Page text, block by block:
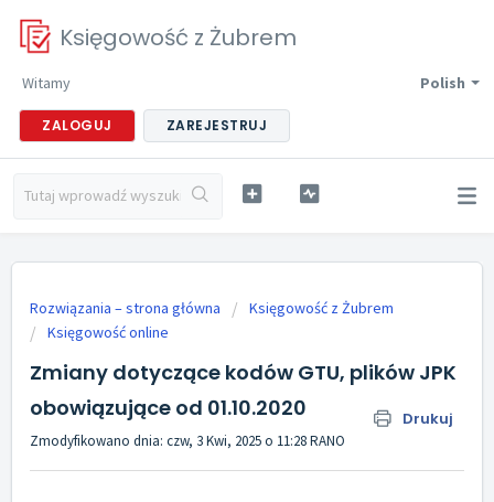
Księgowość z Żubrem
Polish
Witamy
ZALOGUJ ZAREJESTRUJ
Rozwiązania – strona główna
Księgowość z Żubrem
Księgowość online
Zmiany dotyczące kodów GTU, plików JPK
obowiązujące od 01.10.2020
Drukuj
Zmodyfikowano dnia: czw, 3 Kwi, 2025 o 11:28 RANO